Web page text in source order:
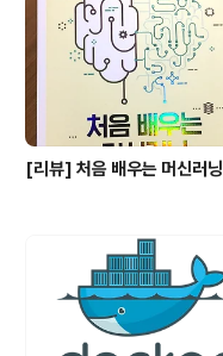
[리뷰] 처음 배우는 머신러닝